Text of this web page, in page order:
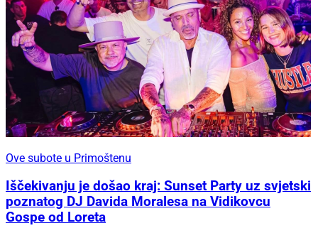
Ove subote u Primoštenu
Iščekivanju je došao kraj: Sunset Party uz svjetski
poznatog DJ Davida Moralesa na Vidikovcu
Gospe od Loreta